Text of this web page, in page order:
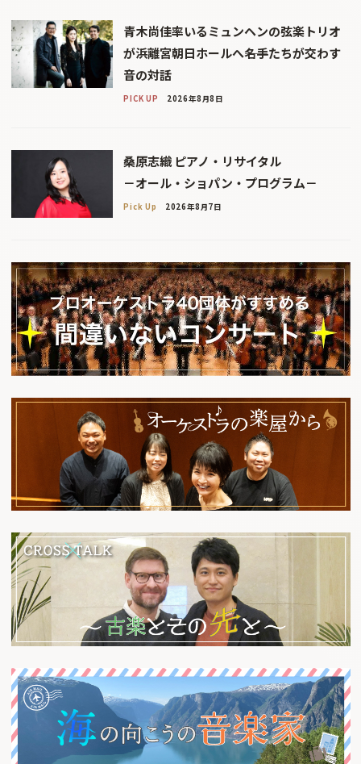
青木尚佳率いるミュンヘンの弦楽トリオ
が浜離宮朝日ホールへ――名手たちが交わす
音の対話
PICK UP 2026年8月8日
桑原志織 ピアノ・リサイタル
－オール・ショパン・プログラム－
Pick Up 2026年8月7日